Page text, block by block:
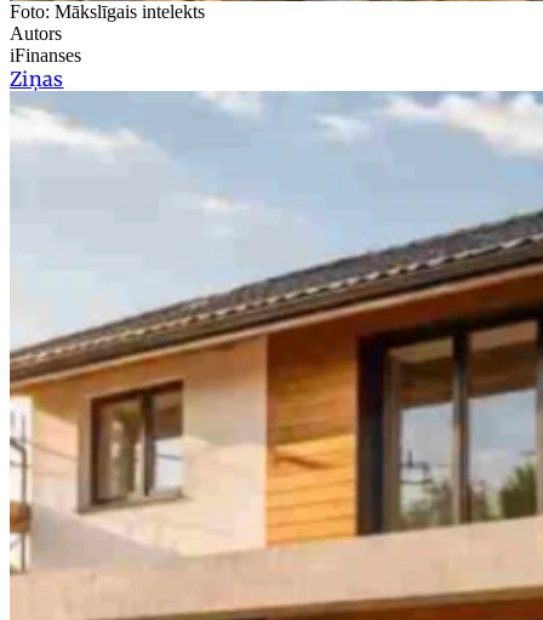
Foto: Mākslīgais intelekts
Autors
iFinanses
Ziņas